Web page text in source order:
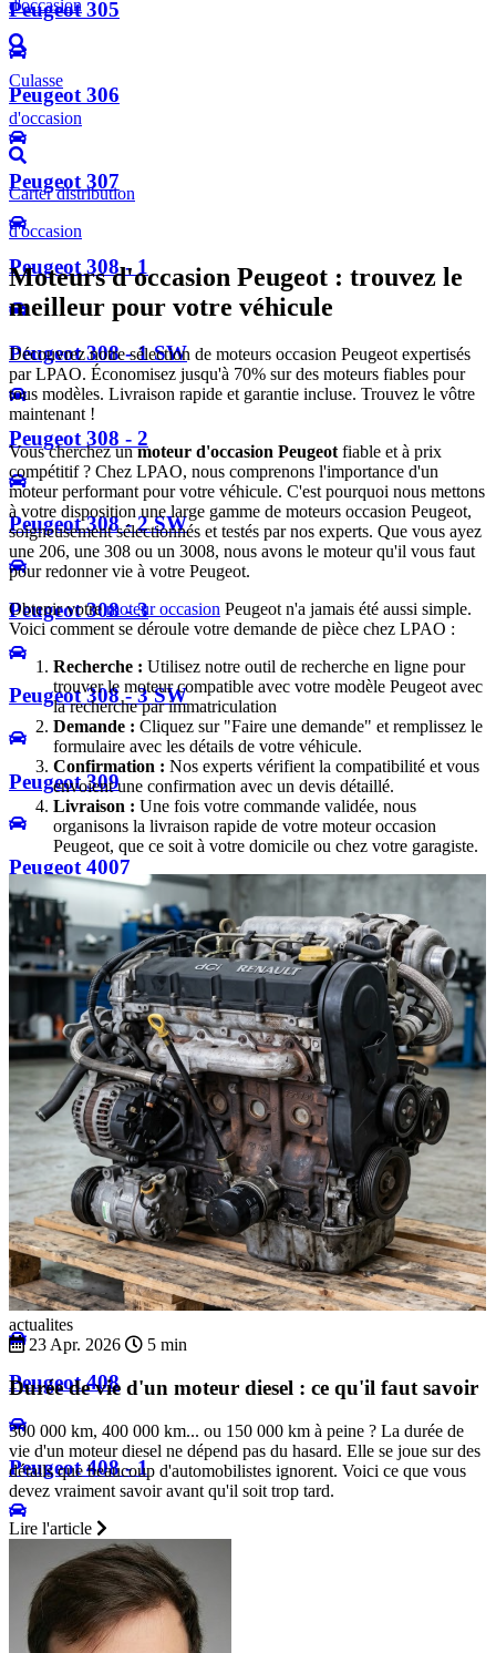
Peugeot 305
Peugeot 306
Peugeot 307
Peugeot 308 - 1
Peugeot 308 - 1 SW
Peugeot 308 - 2
Peugeot 308 - 2 SW
Peugeot 308 - 3
Peugeot 308 - 3 SW
Peugeot 309
Peugeot 4007
Peugeot 4008
Peugeot 404
Peugeot 405
Peugeot 406
Peugeot 407
Peugeot 408
Peugeot 408 - 1
Peugeot 5008 - 1
Peugeot 5008 - 2
d'occasion
Culasse
d'occasion
Carter distribution
d'occasion
Moteurs d'occasion Peugeot : trouvez le
meilleur pour votre véhicule
Découvrez notre sélection de moteurs occasion Peugeot expertisés
par LPAO. Économisez jusqu'à 70% sur des moteurs fiables pour
tous modèles. Livraison rapide et garantie incluse. Trouvez le vôtre
maintenant !
Vous cherchez unmoteur d'occasion Peugeot fiable et à prix
compétitif ? Chez LPAO, nous comprenons l'importance d'un
moteur performant pour votre véhicule. C'est pourquoi nous mettons
à votre disposition une large gamme de moteurs occasion Peugeot,
soigneusement sélectionnés et testés par nos experts. Que vous ayez
une 206, une 308 ou un 3008, nous avons le moteur qu'il vous faut
pour redonner vie à votre Peugeot.
Obtenir votremoteur occasion Peugeot n'a jamais été aussi simple.
Voici comment se déroule votre demande de pièce chez LPAO :
Recherche : Utilisez notre outil de recherche en ligne pour
trouver le moteur compatible avec votre modèle Peugeot avec
la recherche par immatriculation
Demande : Cliquez sur "Faire une demande" et remplissez le
formulaire avec les détails de votre véhicule.
Confirmation : Nos experts vérifient la compatibilité et vous
envoient une confirmation avec un devis détaillé.
Livraison : Une fois votre commande validée, nous
organisons la livraison rapide de votre moteur occasion
Peugeot, que ce soit à votre domicile ou chez votre garagiste.
actualites
23 Apr. 2026
5 min
Durée de vie d'un moteur diesel : ce qu'il faut savoir
300 000 km, 400 000 km... ou 150 000 km à peine ? La durée de
vie d'un moteur diesel ne dépend pas du hasard. Elle se joue sur des
détails que beaucoup d'automobilistes ignorent. Voici ce que vous
devez vraiment savoir avant qu'il soit trop tard.
Lire l'article